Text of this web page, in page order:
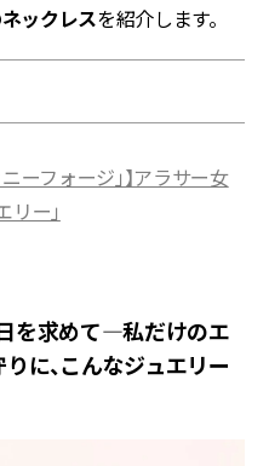
ネックレスを紹介します。
ーフォージ」】アラサー女
ー」
を求めて―私だけのエ
に、こんなジュエリー